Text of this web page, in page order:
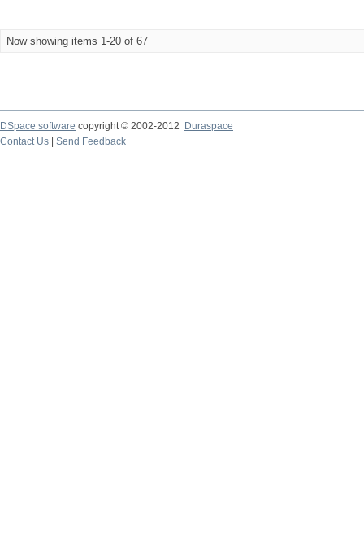
Now showing items 1-20 of 67
DSpace software copyright © 2002-2012
Duraspace
Contact Us
Send Feedback